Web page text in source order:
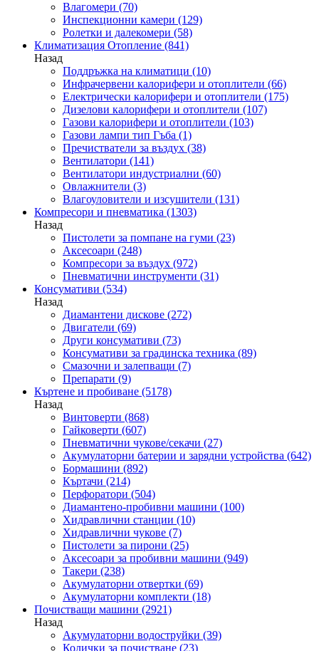
Влагомери (70)
Инспекционни камери (129)
Ролетки и далекомери (58)
Климатизация Отопление (841)
Назад
Поддръжка на климатици (10)
Инфрачервени калорифери и отоплители (66)
Електрически калорифери и отоплители (175)
Дизелови калорифери и отоплители (107)
Газови калорифери и отоплители (103)
Газови лампи тип Гъба (1)
Пречистватели за въздух (38)
Вентилатори (141)
Вентилатори индустриални (60)
Овлажнители (3)
Влагоуловители и изсушители (131)
Компресори и пневматика (1303)
Назад
Пистолети за помпане на гуми (23)
Аксесоари (248)
Компресори за въздух (972)
Пневматични инструменти (31)
Консумативи (534)
Назад
Диамантени дискове (272)
Двигатели (69)
Други консумативи (73)
Консумативи за градинска техника (89)
Смазочни и залепващи (7)
Препарати (9)
Къртене и пробиване (5178)
Назад
Винтоверти (868)
Гайковерти (607)
Пневматични чукове/секачи (27)
Акумулаторни батерии и зарядни устройства (642)
Бормашини (892)
Къртачи (214)
Перфоратори (504)
Диамантено-пробивни машини (100)
Хидравлични станции (10)
Хидравлични чукове (7)
Пистолети за пирони (25)
Аксесоари за пробивни машини (949)
Такери (238)
Акумулаторни отвертки (69)
Акумулаторни комплекти (18)
Почистващи машини (2921)
Назад
Акумулаторни водоструйки (39)
Колички за почистване (23)